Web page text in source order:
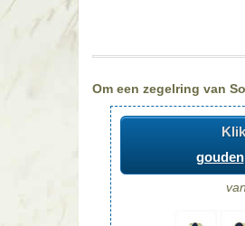
Om een zegelring van
gouden